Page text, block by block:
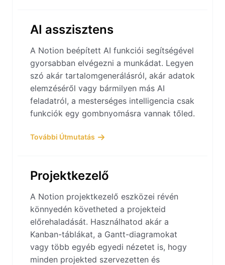
AI asszisztens
A Notion beépített AI funkciói segítségével
gyorsabban elvégezni a munkádat. Legyen
szó akár tartalomgenerálásról, akár adatok
elemzéséről vagy bármilyen más AI
feladatról, a mesterséges intelligencia csak
funkciók egy gombnyomásra vannak tőled.
További Útmutatás
Projektkezelő
A Notion projektkezelő eszközei révén
könnyedén követheted a projekteid
előrehaladását. Használhatod akár a
Kanban-táblákat, a Gantt-diagramokat
vagy több egyéb egyedi nézetet is, hogy
minden projekted szervezetten és